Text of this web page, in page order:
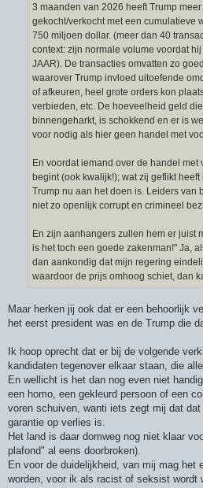
3 maanden van 2026 heeft Trump
gekocht/verkocht met een cumulatieve
750 miljoen dollar. (meer dan 40
context: zijn normale volume voordat
JAAR). De transacties omvatten zo
waarover Trump invloed uitoefende
of afkeuren, heel grote orders kon
verbieden, etc. De hoeveelheid geld
binnengeharkt, is schokkend en er is
voor nodig als hier geen handel met
En voordat iemand over de handel
begint (ook kwalijk!); wat zij geflikt heeft
Trump nu aan het doen is. Leiders van
niet zo openlijk corrupt en crimineel
En zijn aanhangers zullen hem er juist
is het toch een goede zakenman!" Ja,
dan aankondig dat mijn regering
waardoor de prijs omhoog schiet, dan
Maar herken jij ook dat er een behoorlijk
het eerst president was en de Trump die
Ik hoop oprecht dat er bij de volgende
kandidaten tegenover elkaar staan, die
En wellicht is het dan nog even niet
een homo, een gekleurd persoon of een
voren schuiven, wanti iets zegt mij dat
garantie op verlies is.
Het land is daar domweg nog niet klaar
plafond" al eens doorbroken).
En voor de duidelijkheid, van mij mag het
worden, voor ik als racist of seksist wordt